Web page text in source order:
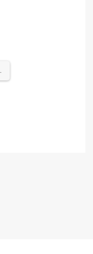
...